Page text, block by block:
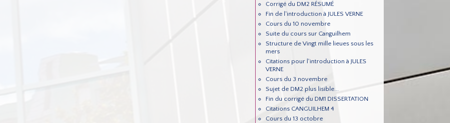
Corrigé du DM2 RÉSUMÉ
Fin de l'introduction à JULES VERNE
Cours du 10 novembre
Suite du cours sur Canguilhem
Structure de Vingt mille lieues sous les
mers
Citations pour l'introduction à JULES
VERNE
Cours du 3 novembre
Sujet de DM2 plus lisible...
Fin du corrigé du DM1 DISSERTATION
Citations CANGUILHEM 4
Cours du 13 octobre